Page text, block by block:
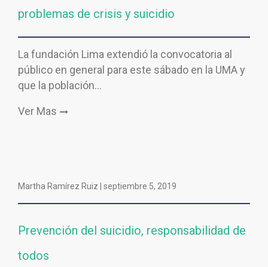
problemas de crisis y suicidio
La fundación Lima extendió la convocatoria al
público en general para este sábado en la UMA y
que la población…
Ver Mas
Martha Ramírez Ruiz | septiembre 5, 2019
Prevención del suicidio, responsabilidad de
todos